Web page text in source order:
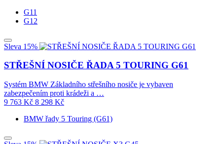
G11
G12
Sleva 15%
STŘEŠNÍ NOSIČE ŘADA 5 TOURING G61
Systém BMW Základního střešního nosiče je vybaven
zabezpečením proti krádeži a …
9 763 Kč 8 298 Kč
BMW řady 5 Touring (G61)